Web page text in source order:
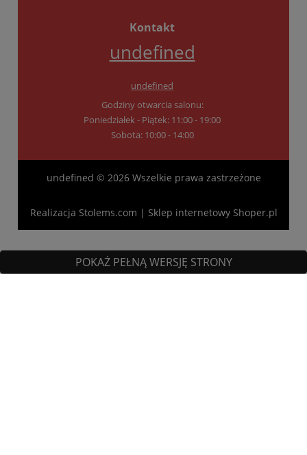
Kontakt
undefined
undefined
Godziny otwarcia salonu:
Poniedziałek - Piątek: 11:00 - 19:00
Sobota: 10:00 - 14:00
undefined © 2026 Wszelkie prawa zastrzeżone
Realizacja Stolems.com | Sklep internetowy Shoper.pl
POKAŻ PEŁNĄ WERSJĘ STRONY